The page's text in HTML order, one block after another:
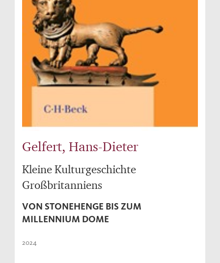
Gelfert, Hans-Dieter
Kleine Kulturgeschichte
Großbritanniens
VON STONEHENGE BIS ZUM
MILLENNIUM DOME
2024